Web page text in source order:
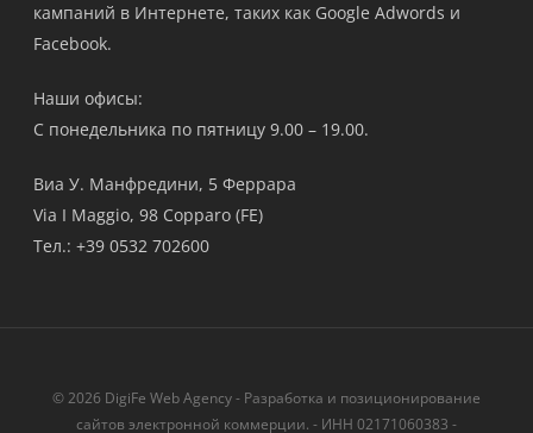
кампаний в Интернете, таких как Google Adwords и
Facebook.
Наши офисы:
С понедельника по пятницу 9.00 – 19.00.
Виа У. Манфредини, 5 Феррара
Via I Maggio, 98 Copparo (FE)
Тел.: +39 0532 702600
© 2026 DigiFe Web Agency - Разработка и позиционирование
сайтов электронной коммерции. - ИНН 02171060383 -